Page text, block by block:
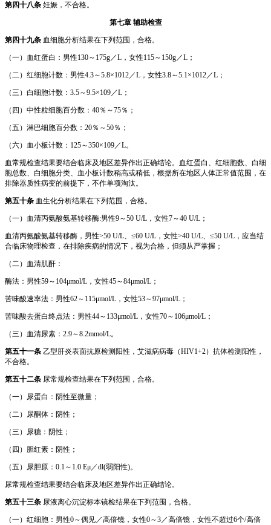
第四十八条 妊娠，不合格。
第七章 辅助检查
第四十九条 血细胞分析结果在下列范围，合格。
（一）血红蛋白：男性130～175g／L，女性115～150g／L；
（二）红细胞计数：男性4.3～5.8×1012／L，女性3.8～5.1×1012／L；
（三）白细胞计数：3.5～9.5×109／L；
（四）中性粒细胞百分数：40％～75％；
（五）淋巴细胞百分数：20％～50％；
（六）血小板计数：125～350×109／L。
血常规检查结果要结合临床及地区差异作出正确结论。血红蛋白、红细胞数、白细
胞总数、白细胞分类、血小板计数稍高或稍低，根据所在地区人体正常值范围，在
排除器质性病变的前提下，不作单项淘汰。
第五十条 血生化分析结果在下列范围，合格。
（一）血清丙氨酸氨基转移酶:男性9～50 U/L，女性7～40 U/L；
血清丙氨酸氨基转移酶，男性>50 U/L、≤60 U/L，女性>40 U/L、≤50 U/L，应当结
合临床物理检查，在排除疾病的情况下，视为合格，但须从严掌握；
（二）血清肌酐：
酶法：男性59～104μmol/L，女性45～84μmol/L；
苦味酸速率法：男性62～115μmol/L，女性53～97μmol/L；
苦味酸去蛋白终点法：男性44～133μmol/L，女性70～106μmol/L；
（三）血清尿素：2.9～8.2mmol/L。
第五十一条 乙型肝炎表面抗原检测阳性，艾滋病病毒（HIV1+2）抗体检测阳性，
不合格。
第五十二条 尿常规检查结果在下列范围，合格。
（一）尿蛋白：阴性至微量；
（二）尿酮体：阴性；
（三）尿糖：阴性；
（四）胆红素：阴性；
（五）尿胆原：0.1～1.0 Eμ／dl(弱阳性)。
尿常规检查结果要结合临床及地区差异作出正确结论。
第五十三条 尿液离心沉淀标本镜检结果在下列范围，合格。
（一）红细胞：男性0～偶见／高倍镜，女性0～3／高倍镜，女性不超过6个/高倍